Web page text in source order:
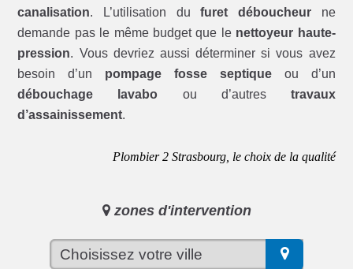
canalisation. L’utilisation dufuret déboucheurne
demande pas le même budget que le nettoyeur haute-
pression. Vous devriez aussi déterminer si vous avez
besoin d’un pompage fosse septiqueou d’un
débouchage lavabo ou d’autres travaux
d’assainissement.
Plombier 2 Strasbourg, le choix de la qualité
zones d'intervention